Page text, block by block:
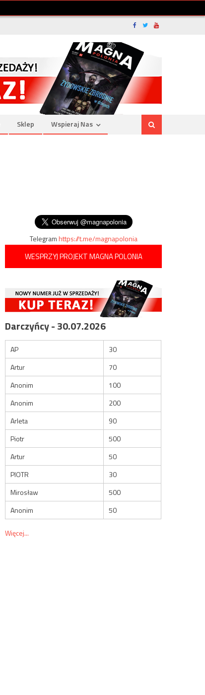
Sklep Wspieraj Nas
Telegramhttps://t.me/magnapolonia
WESPRZYJ PROJEKT MAGNA POLONIA
Darczyńcy - 30.07.2026
AP
30
Artur
70
Anonim
100
Anonim
200
Arleta
90
Piotr
500
Artur
50
PIOTR
30
Mirosław
500
Anonim
50
Więcej...